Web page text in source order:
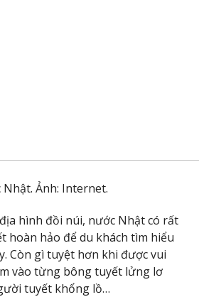
Ảnh: Internet.
hình đồi núi, nước Nhật có rất
hoàn hảo để du khách tìm hiểu
Còn gì tuyệt hơn khi được vui
vào từng bông tuyết lửng lơ
tuyết khổng lồ…